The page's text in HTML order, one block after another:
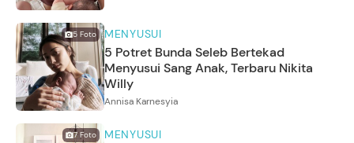
5 Foto MENYUSUI
5 Potret Bunda Seleb Bertekad
Menyusui Sang Anak, Terbaru Nikita
Willy
Annisa Karnesyia
7Foto MENYUSUI